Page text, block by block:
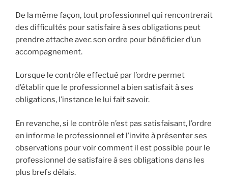
De la même façon, tout professionnel qui rencontrerait
des difficultés pour satisfaire à ses obligations peut
prendre attache avec son ordre pour bénéficier d’un
accompagnement.
Lorsque le contrôle effectué par l’ordre permet
d’établir que le professionnel a bien satisfait à ses
obligations, l’instance le lui fait savoir.
En revanche, si le contrôle n’est pas satisfaisant, l’ordre
en informe le professionnel et l’invite à présenter ses
observations pour voir comment il est possible pour le
professionnel de satisfaire à ses obligations dans les
plus brefs délais.